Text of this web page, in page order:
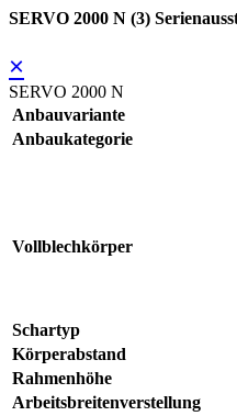
SERVO 2000 N (3)
×
SERVO 2000 N
Anbauvariante
Anbaukategorie
Vollblechkörper
Schartyp
Körperabstand
Rahmenhöhe
Arbeitsbreitenverstellung